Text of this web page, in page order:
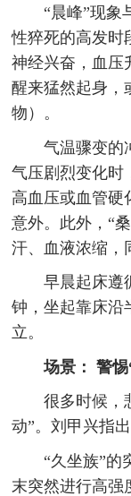
“晨峰”现象
性猝死的高发时
神经兴奋，血压
醒来猛然起身，
物）。
气温骤变的
气压剧烈变化时
高血压或血管硬
意外。此外，“
汗、血液浓缩，
早晨起床
钟，坐起靠床沿
立。
场景： 警
很多时候，
动”。刘甲兴指
“久坐族”的
末突然进行高强